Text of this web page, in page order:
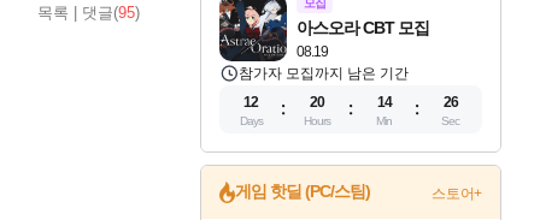
목록 댓글(95)
모집
08.19
아스오라 CBT 모집
참가자 모집까지 남은 기간
12
Days
20
Hours
14
Min
25
Sec
게임 핫딜 (PC/스팀) 스토어+
베데스다 40주년 기념 할인 중!
베데스다의 명작들을